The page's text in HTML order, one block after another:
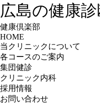
広島の健康
健康倶楽部
HOME
当クリニックについて
各コースのご案内
集団健診
クリニック内科
採用情報
お問い合わせ